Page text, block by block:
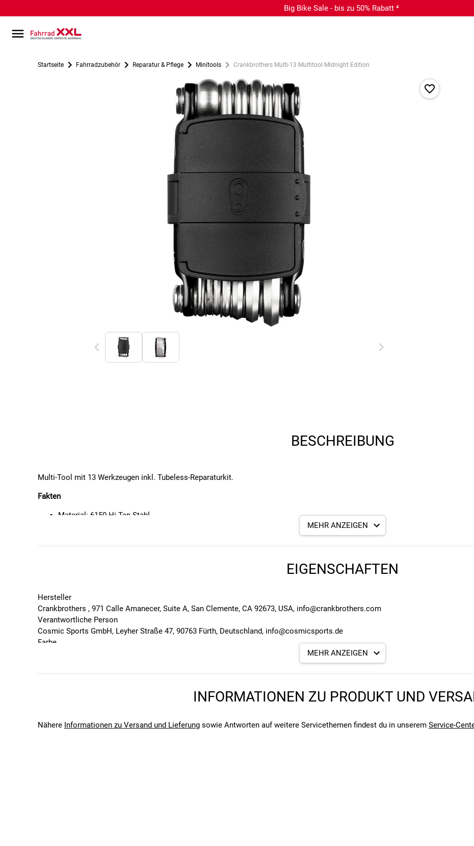
Big Bike Sale - bis zu 50% Rabatt ⁴
Startseite Fahrradzubehör Reparatur & Pflege Minitools Crankbrothers Multi-13 Multitool Midnight Edition
BESCHREIBUNG
Multi-Tool mit 13 Werkzeugen inkl. Tubeless-Reparaturkit.
Fakten
Material: 6150 Hi-Ten Stahl
Ausstattung (89mm Länge): 2, 2.5, 3, 4, 5, 6 u. 8mm Innensechskantschlüssel, T-10, T-25 TX-Schlüssel, #1
Speichenschlüssel, Einführgabel für Kautschukstreifen, Aufbewahrungsdose aus Kunststoff mit 5 Kautschuk-Streifen zum
Gewicht: 164g
MEHR ANZEIGEN
EIGENSCHAFTEN
Hersteller
Crankbrothers , 971 Calle Amanecer, Suite A, San Clemente, CA 92673, USA, info@crankbrothers.com
Verantwortliche Person
Cosmic Sports GmbH, Leyher Straße 47, 90763 Fürth, Deutschland, info@cosmicsports.de
Farbe
Unisex
2026
Bitte beachte, dass es zu Abweichungen zwischen den angegebenen- und den verbauten Komponenten bei Fahrrädern kommen
MEHR ANZEIGEN
INFORMATIONEN ZU PRODUKT UND
Nähere Informationen zu Versand und Lieferungsowie Antworten auf weitere Servicethemen findest du in unserem Service-